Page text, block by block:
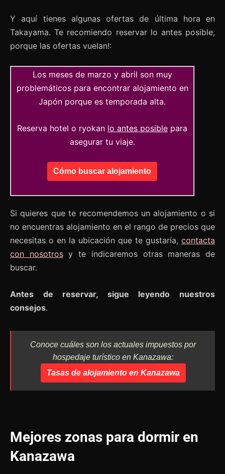
Y aquí tienes algunas ofertas de última hora en
Takayama. Te recomiendo reservar lo antes posible,
porque las ofertas vuelan!:
Los meses de marzo y abril son muy
problemáticos para encontrar alojamiento en
Japón porque es temporada alta.
Reserva hotel o ryokan lo antes posible para
asegurar tu viaje.
Cómo buscar alojamiento
Si quieres que te recomendemos un alojamiento o si
no encuentras alojamiento en el rango de precios que
necesitas o en la ubicación que te gustaría, contacta
con nosotrosy te indicaremos otras maneras de
buscar.
Antes de reservar, sigue leyendo nuestros
consejos.
Conoce cuáles son los actuales impuestos por
hospedaje turístico en Kanazawa:
Tasas de alojamiento en Kanazawa
Mejores zonas para dormir en
Kanazawa